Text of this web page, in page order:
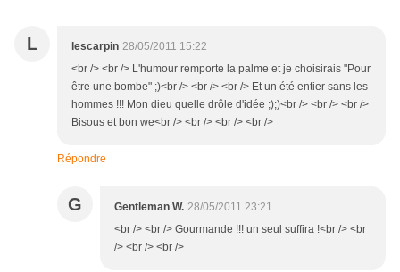
L lescarpin 28/05/2011 15:22
<br /> <br /> L'humour remporte la palme et je choisirais "Pour
être une bombe" ;)<br /> <br /> <br /> Et un été entier sans les
hommes !!! Mon dieu quelle drôle d'idée ;);)<br /> <br /> <br />
Bisous et bon we<br /> <br /> <br /> <br />
Répondre
G Gentleman W. 28/05/2011 23:21
<br /> <br /> Gourmande !!! un seul suffira !<br /> <br
/> <br /> <br />